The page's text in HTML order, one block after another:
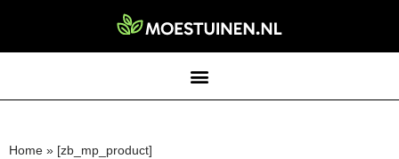
Home » [zb_mp_product]